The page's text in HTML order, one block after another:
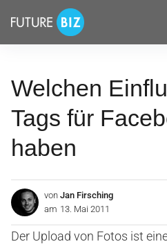
überspringen
FUTUREBIZ
Welchen
Tags für
haben
von Jan Firsching
am 13. Mai 2011
Der Upload von Fotos ist